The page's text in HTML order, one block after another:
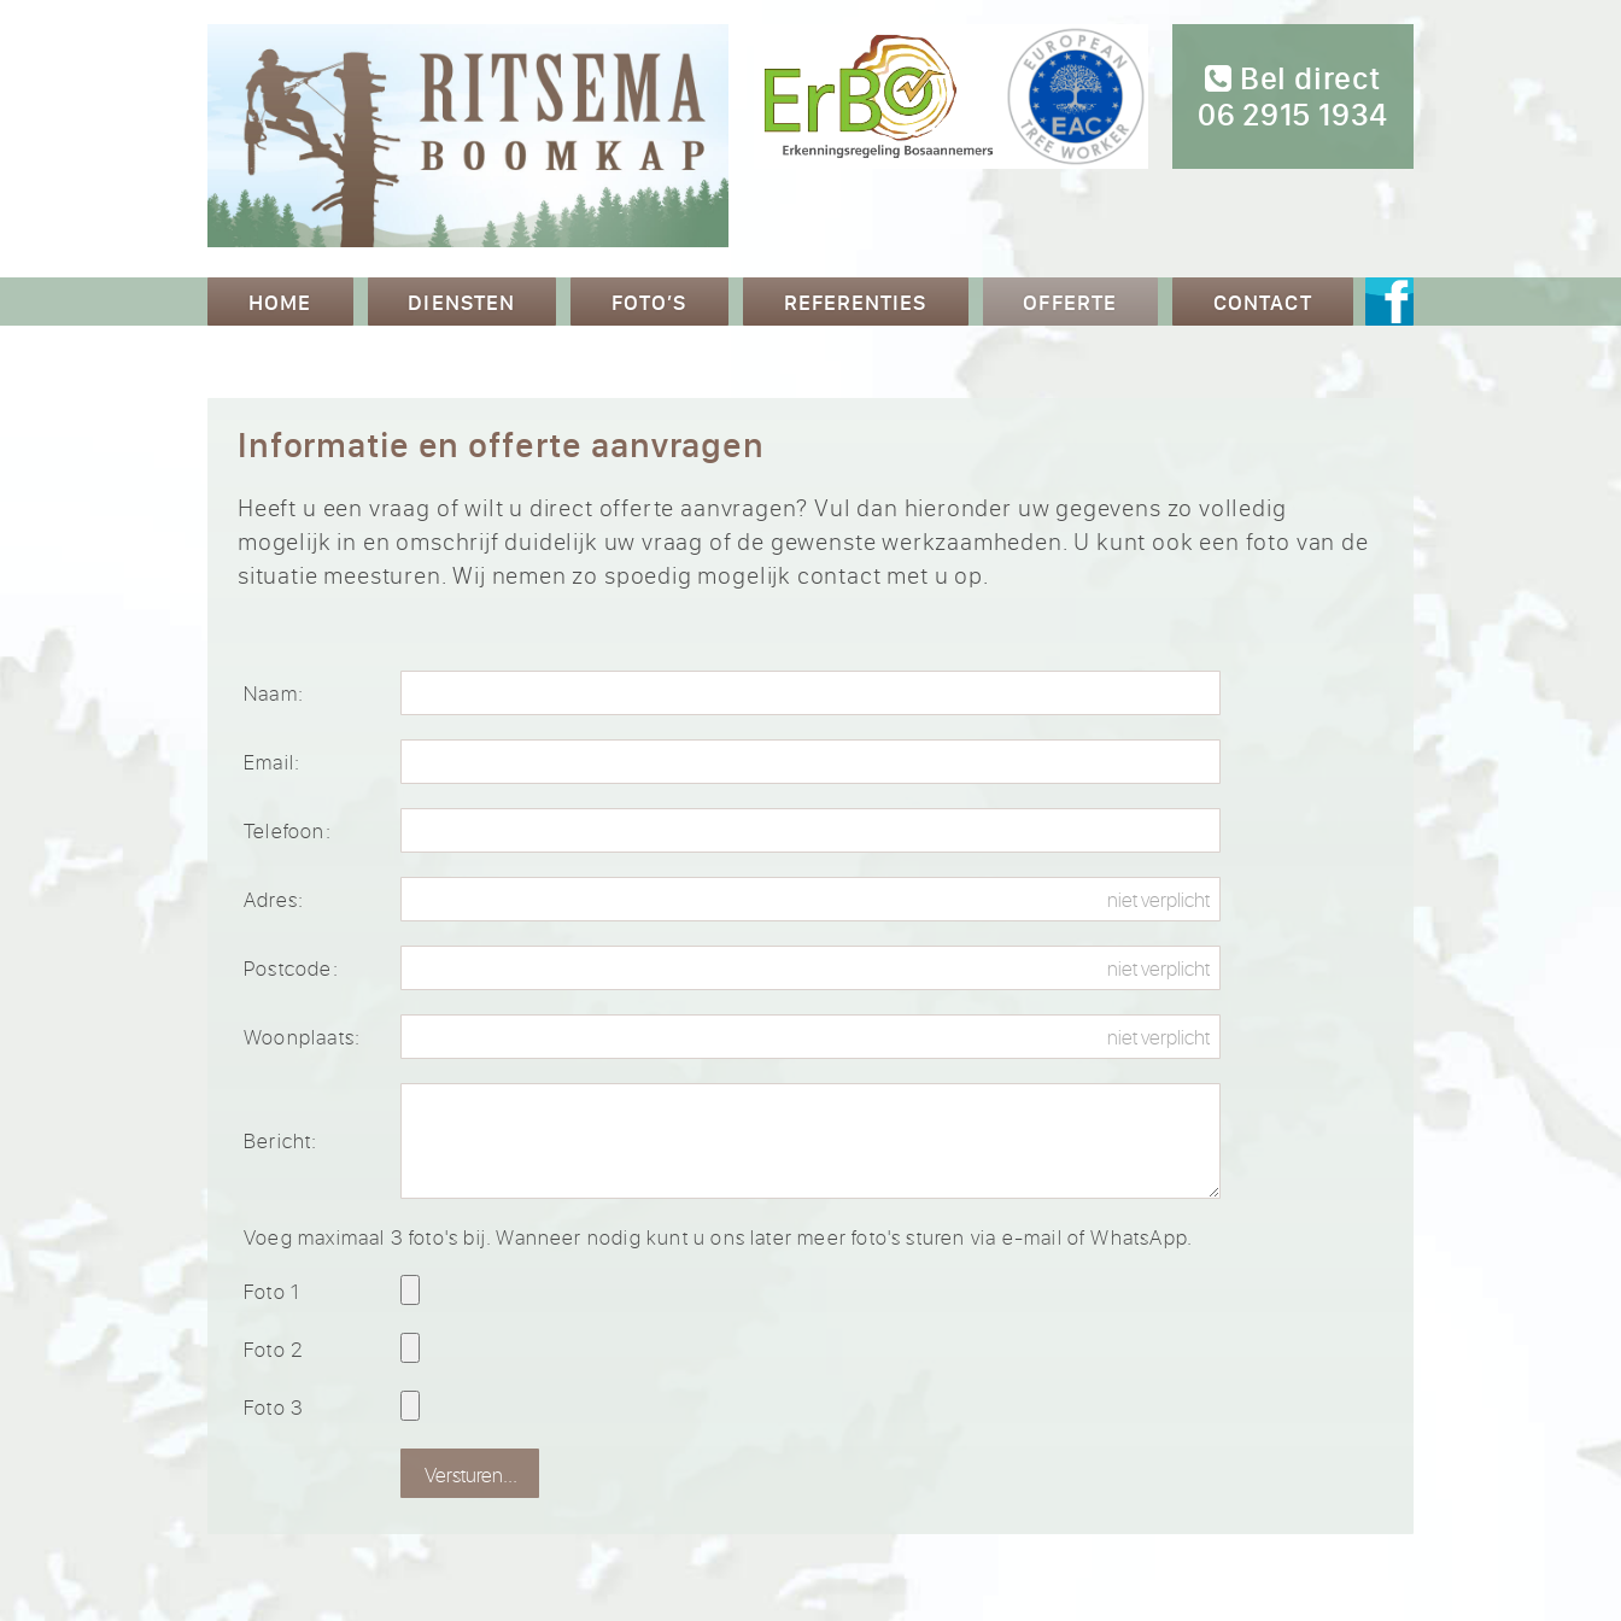
Bel direct
06 2915 1934
HOME DIENSTEN FOTO’S REFERENTIES OFFERTE CONTACT
Informatie en offerte aanvragen
Heeft u een vraag of wilt u direct offerte aanvragen? Vul dan hieronder uw gegevens zo volledig
mogelijk in en omschrijf duidelijk uw vraag of de gewenste werkzaamheden. U kunt ook een foto van de
situatie meesturen. Wij nemen zo spoedig mogelijk contact met u op.
Naam:
Email:
Telefoon:
Adres:
Postcode:
Woonplaats:
Bericht:
Voeg maximaal 3 foto's bij. Wanneer nodig kunt u ons later meer foto's sturen via e-mail of WhatsApp.
Foto 1
Foto 2
Foto 3
Versturen...